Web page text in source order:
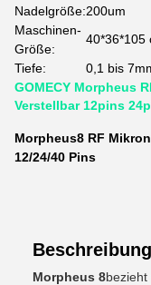
Nadelgröße:200um
Maschinen-
Größe:
40*36*105
Tiefe:
0,1 bis
GOMECY Morpheus
Verstellbar 12pins
Morpheus8 RF
12/24/40 Pins
Morpheus 8bezieht